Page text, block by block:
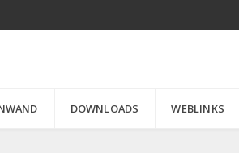
DOWNLOADS WEBLINKS